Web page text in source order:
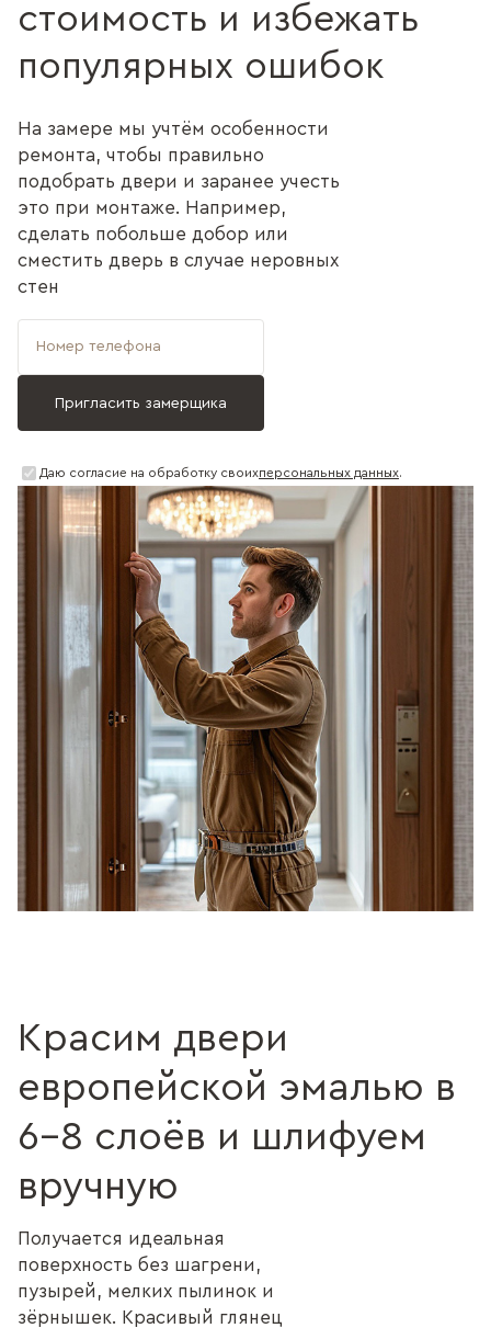
стоимость и избежать
популярных ошибок
На замере мы учтём особенности
ремонта, чтобы правильно
подобрать двери и заранее учесть
это при монтаже. Например,
сделать побольше добор или
сместить дверь в случае неровных
стен
Даю согласие на обработку своихперсональных данных.
Красим двери
европейской эмалью в
6–8 слоёв и шлифуем
вручную
Получается идеальная
поверхность без шагрени,
пузырей, мелких пылинок и
зёрнышек. Красивый глянец